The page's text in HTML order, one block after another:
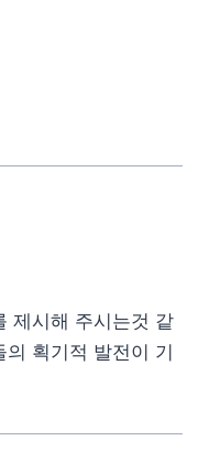
제시해 주시는것 같
획기적 발전이 기